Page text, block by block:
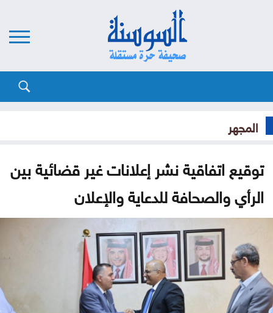
المجهر
توقيع اتفاقية نشر إعلانات غير قضائية بين
الرأي والصحافة للدعاية والإعلان